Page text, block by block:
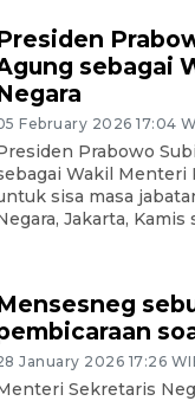
sebagai
February 2026 17:04
Prabowo
Wakil Menteri
sisa masa
Jakarta, Kamis
January 2026 17:26
Sekretaris